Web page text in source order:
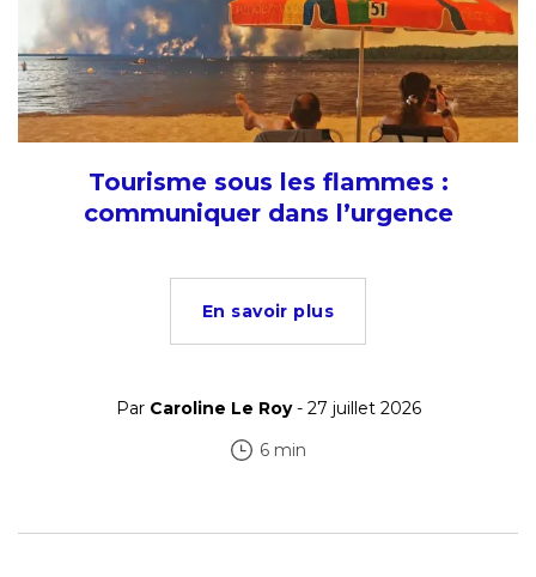
Tourisme sous les flammes :
communiquer dans l’urgence
En savoir plus
Par Caroline Le Roy- 27 juillet 2026
6 min